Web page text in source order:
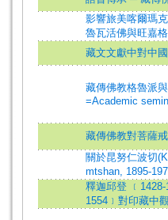
影響旅美喀爾瑪
魯瓦活佛與旺嘉
藏文文獻中對中
藏傳佛教格魯派
=Academic
藏傳佛教對菩薩
關於昆努仁波切
mtshan, 1895-
釋迦邱登
1554﹞對印藏中